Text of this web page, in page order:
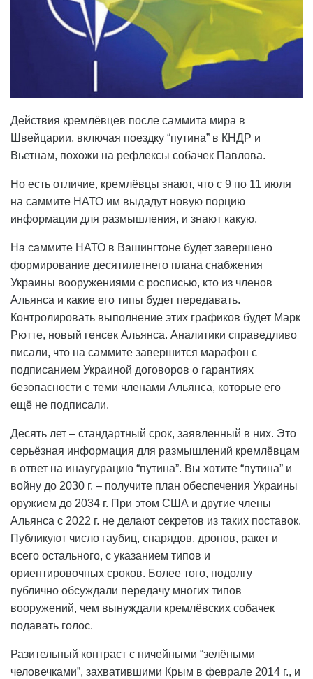
Действия кремлёвцев после саммита мира в
Швейцарии, включая поездку “путина” в КНДР и
Вьетнам, похожи на рефлексы собачек Павлова.
Но есть отличие, кремлёвцы знают, что с 9 по 11 июля
на саммите НАТО им выдадут новую порцию
информации для размышления, и знают какую.
На саммите НАТО в Вашингтоне будет завершено
формирование десятилетнего плана снабжения
Украины вооружениями с росписью, кто из членов
Альянса и какие его типы будет передавать.
Контролировать выполнение этих графиков будет Марк
Рютте, новый генсек Альянса. Аналитики справедливо
писали, что на саммите завершится марафон с
подписанием Украиной договоров о гарантиях
безопасности с теми членами Альянса, которые его
ещё не подписали.
Десять лет – стандартный срок, заявленный в них. Это
серьёзная информация для размышлений кремлёвцам
в ответ на инаугурацию “путина”. Вы хотите “путина” и
войну до 2030 г. – получите план обеспечения Украины
оружием до 2034 г. При этом США и другие члены
Альянса с 2022 г. не делают секретов из таких поставок.
Публикуют число гаубиц, снарядов, дронов, ракет и
всего остального, с указанием типов и
ориентировочных сроков. Более того, подолгу
публично обсуждали передачу многих типов
вооружений, чем вынуждали кремлёвских собачек
подавать голос.
Разительный контраст с ничейными “зелёными
человечками”, захватившими Крым в феврале 2014 г., и